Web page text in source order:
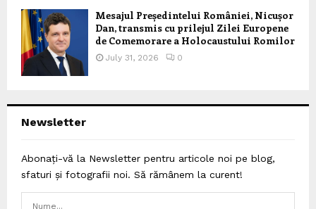
Mesajul Președintelui României, Nicușor
Dan, transmis cu prilejul Zilei Europene
de Comemorare a Holocaustului Romilor
July 31, 2026 0
Newsletter
Abonați-vă la Newsletter pentru articole noi pe blog,
sfaturi și fotografii noi. Să rămânem la curent!